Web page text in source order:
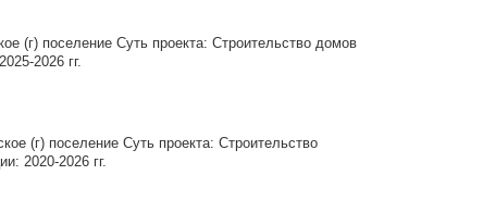
(г) поселение Суть проекта: Строительство домов
2026 гг.
(г) поселение Суть проекта: Строительство
2020-2026 гг.